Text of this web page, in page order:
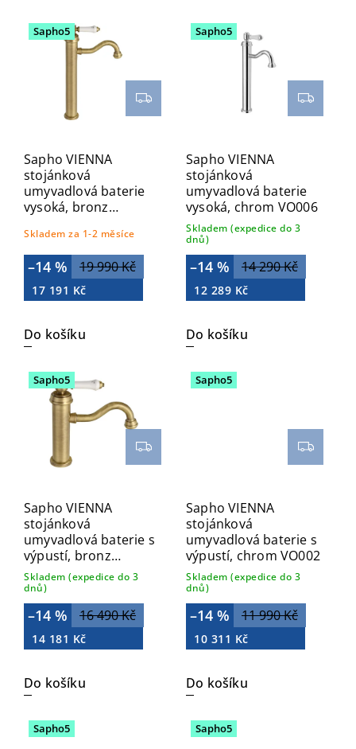
Nejdražší
Sapho5
Sapho VIENNA
stojánková
umyvadlová baterie
vysoká, bronz
Skladem za 1-2 měsíce
19 990 Kč
–14 %
17 191 Kč
Do košíku
Sapho5
Sapho VIENNA
stojánková
umyvadlová baterie
vysoká, chrom VO006
Skladem (expedice do 3
dnů)
14 290 Kč
–14 %
12 289 Kč
Do košíku
Sapho5
Sapho VIENNA
stojánková
umyvadlová baterie s
výpustí, bronz
VO002BR
Skladem (expedice do 3
dnů)
16 490 Kč
–14 %
14 181 Kč
Do košíku
Sapho5
Sapho VIENNA
stojánková
umyvadlová baterie s
výpustí, chrom VO002
Skladem (expedice do 3
dnů)
11 990 Kč
–14 %
10 311 Kč
Do košíku
Sapho5 Sapho5